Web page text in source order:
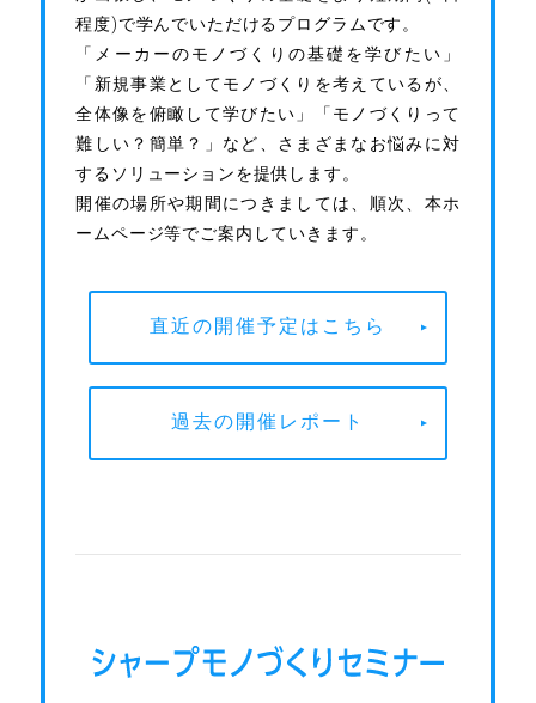
程度)で学んでいただけるプログラムです。
「メーカーのモノづくりの基礎を学びたい」
「新規事業としてモノづくりを考えているが、
全体像を俯瞰して学びたい」「モノづくりって
難しい？簡単？」など、さまざまなお悩みに対
するソリューションを提供します。
開催の場所や期間につきましては、順次、本ホ
ームページ等でご案内していきます。
直近の開催予定はこちら
過去の開催レポート